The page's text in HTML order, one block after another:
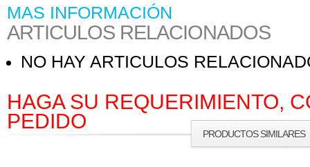
MAS INFORMACIÓN
ARTICULOS RELACIONADOS
NO HAY ARTICULOS
HAGA SU REQUERIMIENTO,
PEDIDO
PRODUCTOS SIMILARES